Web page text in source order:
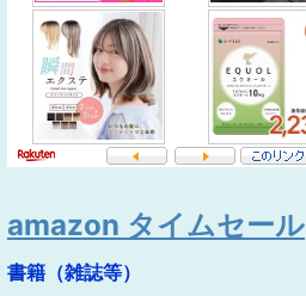
amazon タイムセール
書籍（雑誌等）